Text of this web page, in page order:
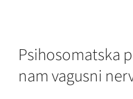
Psihosomatska
nam vagusni